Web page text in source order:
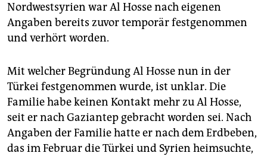
Nordwestsyrien war Al Hosse nach eigenen
Angaben bereits zuvor temporär festgenommen
und verhört worden.
Mit welcher Begründung Al Hosse nun in der
Türkei festgenommen wurde, ist unklar. Die
Familie habe keinen Kontakt mehr zu Al Hosse,
seit er nach Gaziantep gebracht worden sei. Nach
Angaben der Familie hatte er nach dem Erdbeben,
das im Februar die Türkei und Syrien heimsuchte,